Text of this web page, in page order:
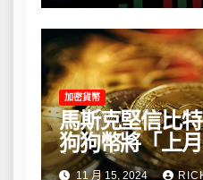
加密貨幣
馬斯克堅信比特
狗狗幣將「上
析他的長期看法
11 月 15, 2024